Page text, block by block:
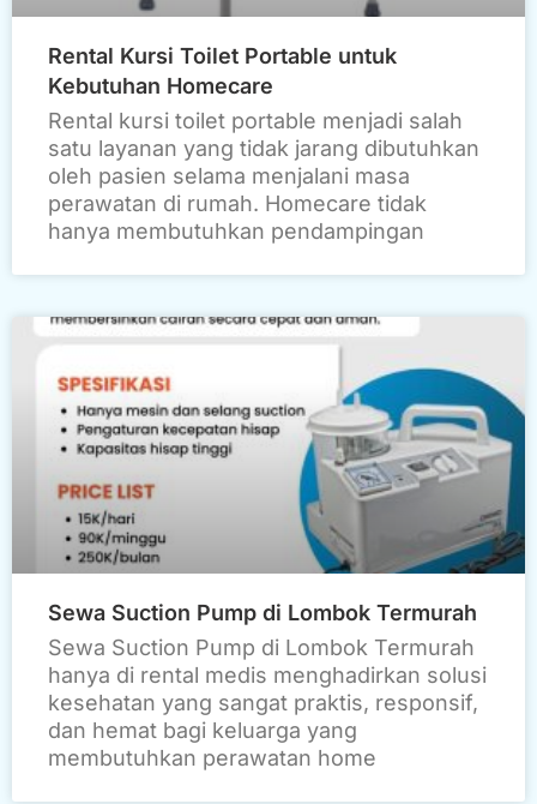
Rental Kursi Toilet Portable untuk
Kebutuhan Homecare
Rental kursi toilet portable menjadi salah
satu layanan yang tidak jarang dibutuhkan
oleh pasien selama menjalani masa
perawatan di rumah. Homecare tidak
hanya membutuhkan pendampingan
Sewa Suction Pump di Lombok Termurah
Sewa Suction Pump di Lombok Termurah
hanya di rental medis menghadirkan solusi
kesehatan yang sangat praktis, responsif,
dan hemat bagi keluarga yang
membutuhkan perawatan home